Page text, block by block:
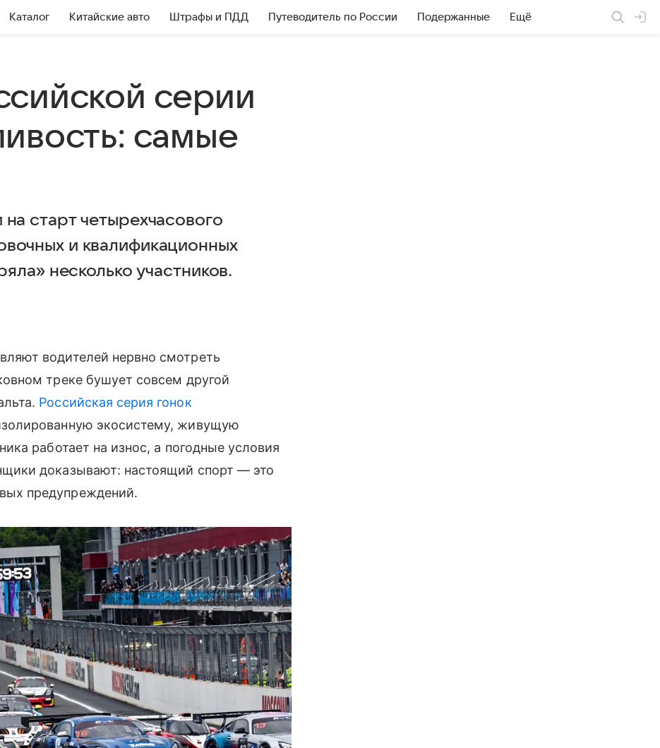
Каталог Китайские авто Штрафы и ПДД Путеводитель по России Подержанные Ещё
серии
самые
старт четырехчасового
и квалификационных
несколько участников.
водителей нервно смотреть
треке бушует совсем другой
Российская серия гонок
экосистему, живущую
работает на износ, а погодные условия
доказывают: настоящий спорт — это
предупреждений.